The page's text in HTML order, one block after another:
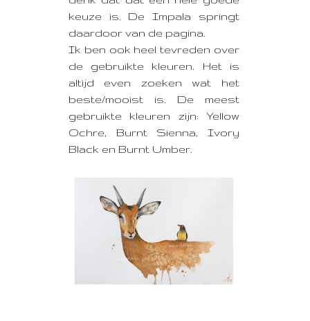
keuze is. De Impala springt
daardoor van de pagina.
Ik ben ook heel tevreden over
de gebruikte kleuren. Het is
altijd even zoeken wat het
beste/mooist is. De meest
gebruikte kleuren zijn: Yellow
Ochre, Burnt Sienna, Ivory
Black en Burnt Umber.